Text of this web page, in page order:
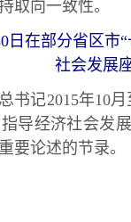
取向一致性。
日在部分省区市
社会发展
记2015年10月
导经济社会发
要论述的节录。